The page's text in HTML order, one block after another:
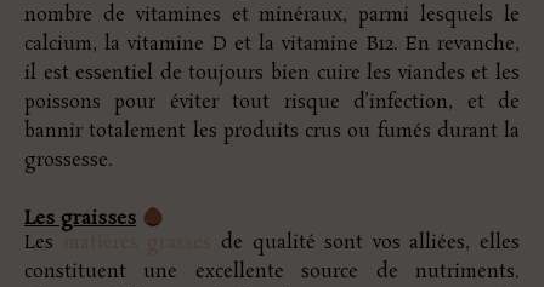
nombre de vitamines et minéraux, parmi lesquels le
calcium, la vitamine D et la vitamine B12. En revanche,
il est essentiel de toujours bien cuire les viandes et les
poissons pour éviter tout risque d’infection, et de
bannir totalement les produits crus ou fumés durant la
grossesse.
Les graisses
Les
de qualité sont vos alliées, elles
constituent une excellente source de nutriments.